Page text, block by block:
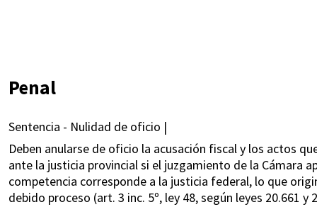
Penal
Sentencia - Nulidad de oficio |
Deben anularse de oficio la acusación fiscal y los actos
ante la justicia provincial si el juzgamiento de la Cámara
competencia corresponde a la justicia federal, lo que
debido proceso (art. 3 inc. 5º, ley 48, según leyes 20.661 y